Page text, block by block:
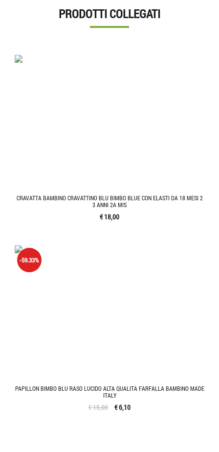
PRODOTTI COLLEGATI
CRAVATTA BAMBINO CRAVATTINO BLU BIMBO BLUE CON ELASTI DA 18 MESI 2
3 ANNI 2A MIS
€ 18,00
PAPILLON BIMBO BLU RASO LUCIDO ALTA QUALITA FARFALLA BAMBINO MADE
ITALY
€ 15,00
-59.33%
€ 6,10